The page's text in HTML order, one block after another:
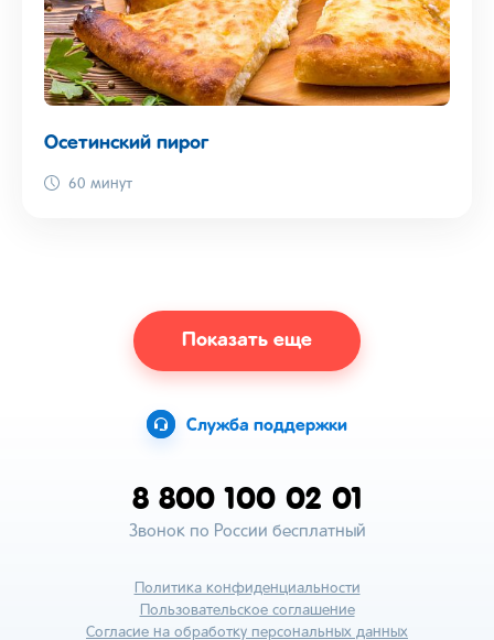
Осетинский пирог
60 минут
Показать еще
Служба поддержки
8 800 100 02 01
Звонок по России бесплатный
Политика конфиденциальности
Пользовательское соглашение
Согласие на обработку персональных данных